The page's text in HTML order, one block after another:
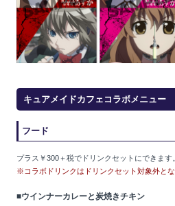
キュアメイドカフェコラボメニュー
フード
プラス￥300＋税でドリンクセットにできます
※コラボドリンクはドリンクセット対象外と
■ウインナーカレーと炭焼きチキン